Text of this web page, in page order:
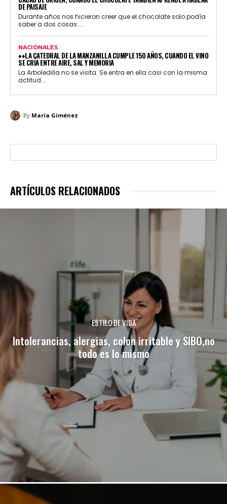
DE PAISAJE
Durante años nos hicieron creer que el chocolate solo podía
saber a dos cosas:...
NACIONALES
♦♦LA CATEDRAL DE LA MANZANILLA CUMPLE 150 AÑOS, CUANDO EL VINO
SE CRÍA ENTRE AIRE, SAL Y MEMORIA
La Arboledilla no se visita. Se entra en ella casi con la misma
actitud...
By María Giménez
ARTÍCULOS RELACIONADOS
ESTILO DE VIDA
Intolerancias, alergias, colon irritable y SIBO,no
todo es lo mismo